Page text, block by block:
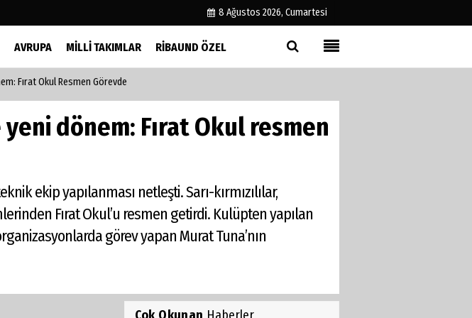
8 Ağustos 2026, Cumartesi
AVRUPA MILLI TAKIMLAR RIBAUND ÖZEL
Köşe Yazarları
Foto Galeri
Çerez Politikası
Fırat Okul Resmen Görevde
dönem: Fırat Okul resmen
ekip yapılanması netleşti. Sarı-kırmızılılar,
Fırat Okul’u resmen getirdi. Kulüpten yapılan
görev yapan Murat Tuna’nın